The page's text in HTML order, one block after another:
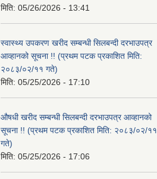
मिति: 05/26/2026 - 13:41
स्वास्थ्य उपकरण खरीद सम्बन्धी सिलबन्दी दरभाउपत्र
आव्हानको सूचना !! (प्रथम पटक प्रकाशित मिति:
२०८३/०२/११ गते)
मिति: 05/25/2026 - 17:10
औषधी खरीद सम्बन्धी सिलबन्दी दरभाउपत्र आव्हानको
सूचना !! (प्रथम पटक प्रकाशित मिति: २०८३/०२/११
गते)
मिति: 05/25/2026 - 17:06